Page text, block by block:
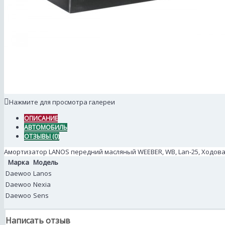
Нажмите для просмотра галереи
ОПИСАНИЕ
АВТОМОБИЛЬ
ОТЗЫВЫ (0)
Амортизатор LANOS передний масляный WEEBER, WB, Lan-25,
Марка Модель
Daewoo Lanos
Daewoo Nexia
Daewoo Sens
Написать отзыв